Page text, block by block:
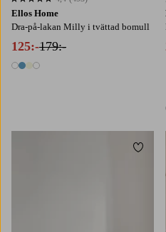
Ellos Home
Dra-på-lakan Milly i tvättad bomull
125:-179:-
4 färger
Lägg